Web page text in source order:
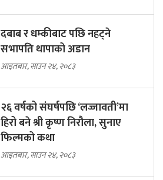
दबाब र धम्कीबाट पछि नहट्ने
सभापति थापाको अडान
आइतबार, साउन २४, २०८३
२६ वर्षको संघर्षपछि ‘लज्जावती’मा
हिरो बने श्री कृष्ण निरौला, सुनाए
फिल्मको कथा
आइतबार, साउन २४, २०८३